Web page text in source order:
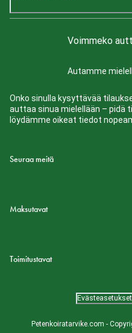
Voimmeko
Autamme
Onko sinulla kysyttävää
auttaa sinua mielellään – pidä
löydämme oikeat tiedot
Seuraa meitä
Maksutavat
Toimitustavat
Petenkoiratarvike.com -
Evästeasetukset